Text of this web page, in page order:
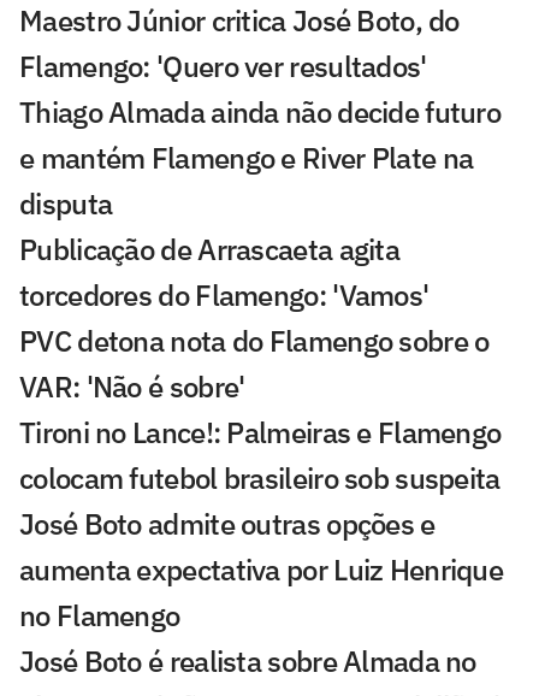
Maestro Júnior critica José Boto, do
Flamengo: 'Quero ver resultados'
Thiago Almada ainda não decide futuro
e mantém Flamengo e River Plate na
disputa
Publicação de Arrascaeta agita
torcedores do Flamengo: 'Vamos'
PVC detona nota do Flamengo sobre o
VAR: 'Não é sobre'
Tironi no Lance!: Palmeiras e Flamengo
colocam futebol brasileiro sob suspeita
José Boto admite outras opções e
aumenta expectativa por Luiz Henrique
no Flamengo
José Boto é realista sobre Almada no